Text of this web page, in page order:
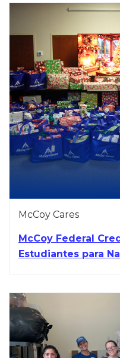
McCoy Cares
McCoy Federal
Estudiantes para